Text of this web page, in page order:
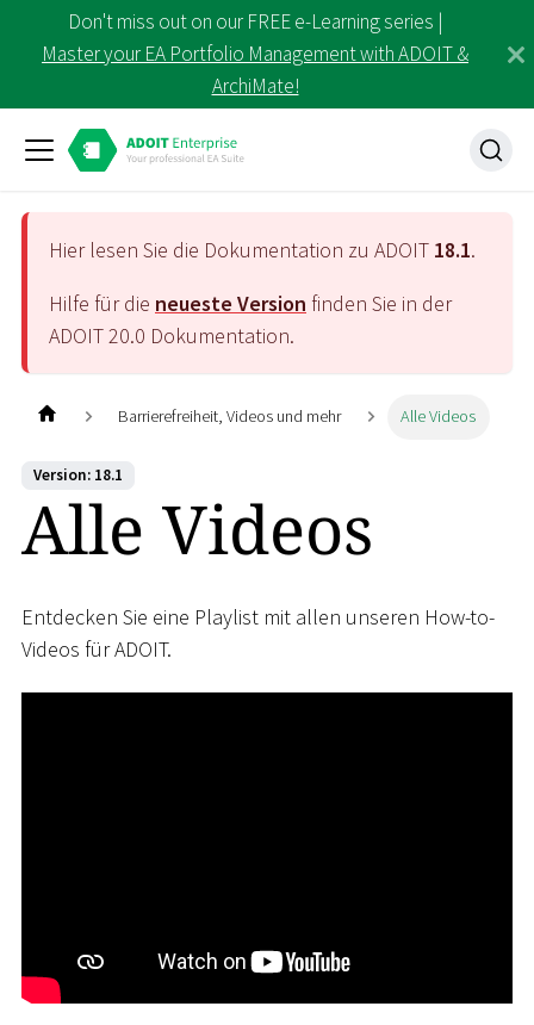
Don't miss out on our FREE e-Learning series |
Master your EA Portfolio Management with ADOIT &
ArchiMate!
Hier lesen Sie die Dokumentation zu ADOIT 18.1.
Hilfe für die neueste Version finden Sie in der
ADOIT20.0 Dokumentation.
Barrierefreiheit, Videos und mehr Alle Videos
Version: 18.1
Alle Videos
Entdecken Sie eine Playlist mit allen unseren How-to-
Videos für ADOIT.